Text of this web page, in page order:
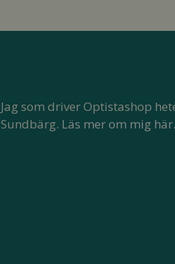
Jag som driver Optistashop
Sundbärg. Läs mer om mig här.